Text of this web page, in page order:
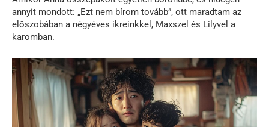
annyit mondott: „Ezt nem bírom tovább”, ott maradtam az
előszobában a négyéves ikreinkkel, Maxszel és Lilyvel a
karomban.